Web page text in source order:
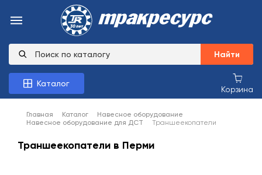
Найти
Каталог
Корзина
Главная Каталог
Навесное оборудование
Навесное оборудование для ДСТ
Траншеекопатели
Траншеекопатели в Перми